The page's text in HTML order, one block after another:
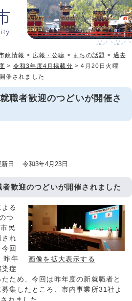
政情報 > 広報・公聴 > まちの話題 > 過去
> 令和3年度4月掲載分 > 4月20日火曜
催されました
職者歓迎のつどいが開催さ
日 令和3年4月23日
歓迎のつどいが開催されました
画像を拡大表示する
る
つ
民
され
回
昨年
症
ため、今回は昨年度の新就職者と
集したところ、市内事業所31社よ